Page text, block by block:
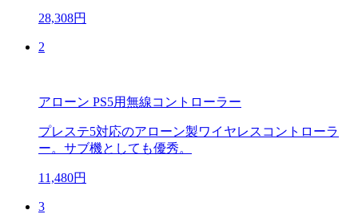
28,308円
2
アローン PS5用無線コントローラー
プレステ5対応のアローン製ワイヤレスコントローラ
ー。サブ機としても優秀。
11,480円
3